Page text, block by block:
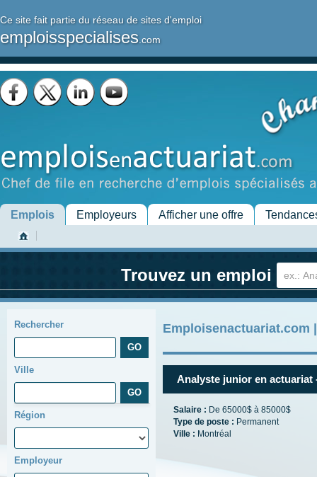
Ce site fait partie du réseau de sites d'emploi
emploisspecialises .com
Emplois Employeurs Afficher une offre
Trouvez un emploi
Rechercher
Ville
Région
Employeur
Emploisenactuariat.com
Analyste junior en
Salaire : De 65000$ à 85000$
Type de poste : Permanent
Ville : Montréal